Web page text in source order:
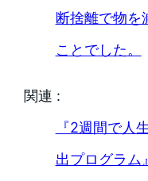
断捨離で物を
ことでした。
関連 :
『2週間で人
出プログラム